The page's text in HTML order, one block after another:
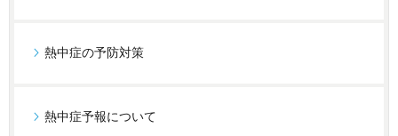
熱中症の予防対策
熱中症予報について